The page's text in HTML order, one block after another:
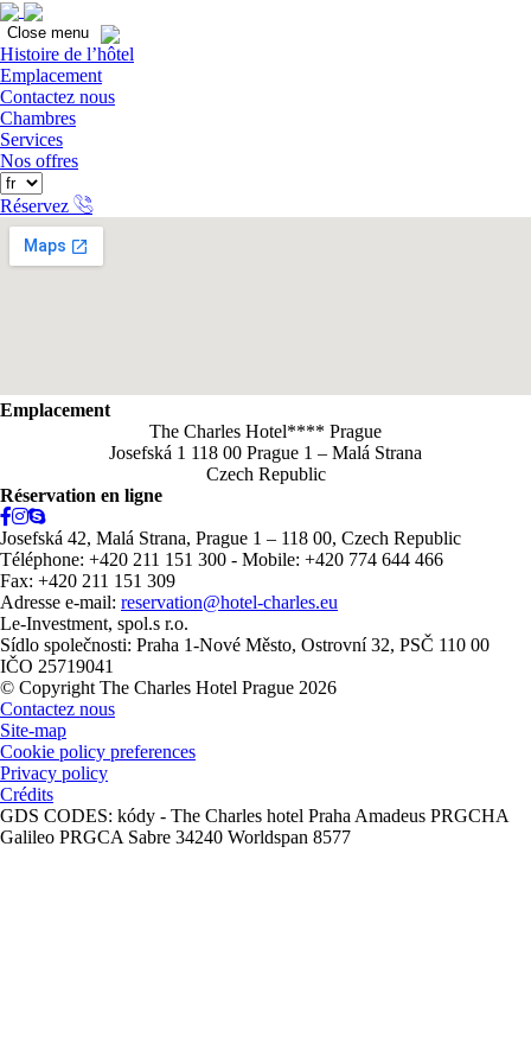
Close menu
Histoire de l’hôtel
Emplacement
Contactez nous
Chambres
Services
Nos offres
Réservez
Emplacement
The Charles Hotel**** Prague
Josefská 1 118 00 Prague 1 – Malá Strana
Czech Republic
Réservation en ligne
Josefská 42, Malá Strana, Prague 1 – 118 00, Czech Republic
Téléphone: +420 211 151 300 - Mobile: +420 774 644 466
Fax: +420 211 151 309
Adresse e-mail: reservation@hotel-charles.eu
Le-Investment, spol.s r.o.
Sídlo společnosti: Praha 1-Nové Město, Ostrovní 32, PSČ 110 00
IČO 25719041
© Copyright The Charles Hotel Prague 2026
Contactez nous
Site-map
Cookie policy preferences
Privacy policy
Crédits
GDS CODES: kódy - The Charles hotel Praha Amadeus PRGCHA
Galileo PRGCA Sabre 34240 Worldspan 8577